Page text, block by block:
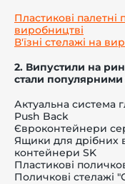
Пластикові
виробництві
В'їзні стелажі на
2. Випустили на
стали
Актуальна система
Push Back
Євроконтейнери
Ящики для дрібних
контейнери SK
Пластикові
Поличкові стелажі